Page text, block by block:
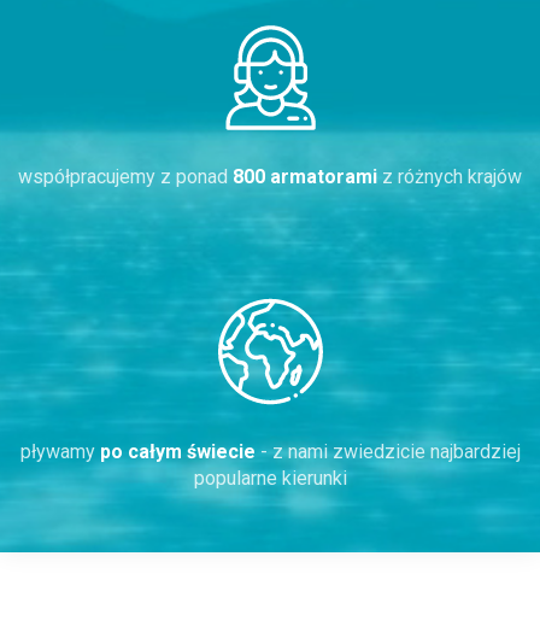
współpracujemy z ponad 800 armatorami z różnych krajów
pływamy po całym świecie - z nami zwiedzicie najbardziej
popularne kierunki